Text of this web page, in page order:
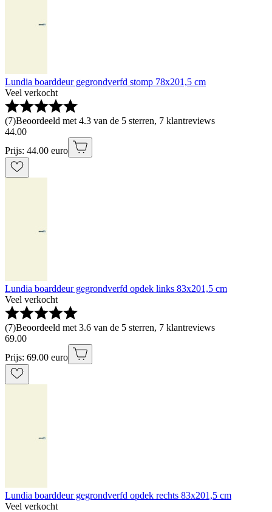
Lundia boarddeur gegrondverfd stomp 78x201,5 cm
Veel verkocht
(7)Beoordeeld met 4.3 van de 5 sterren, 7 klantreviews
44.00
Prijs: 44.00 euro
Lundia boarddeur gegrondverfd opdek links 83x201,5 cm
Veel verkocht
(7)Beoordeeld met 3.6 van de 5 sterren, 7 klantreviews
69.00
Prijs: 69.00 euro
Lundia boarddeur gegrondverfd opdek rechts 83x201,5 cm
Veel verkocht